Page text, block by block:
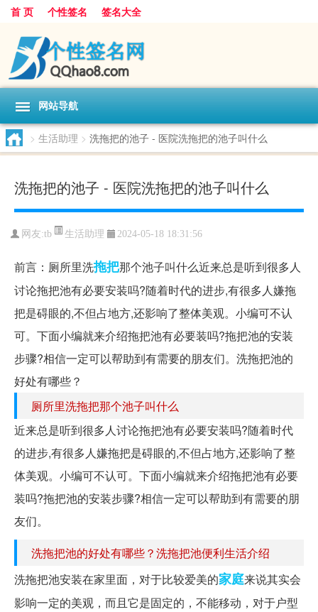
首 页 个性签名 签名大全
网站导航
> 生活助理 > 洗拖把的池子 - 医院洗拖把的池子叫什么
洗拖把的池子 - 医院洗拖把的池子叫什么
网友:tb 生活助理 2024-05-18 18:31:56
前言：厕所里洗拖把那个池子叫什么近来总是听到很多人
讨论拖把池有必要安装吗?随着时代的进步,有很多人嫌拖
把是碍眼的,不但占地方,还影响了整体美观。小编可不认
可。下面小编就来介绍拖把池有必要装吗?拖把池的安装
步骤?相信一定可以帮助到有需要的朋友们。洗拖把池的
好处有哪些？
厕所里洗拖把那个池子叫什么
近来总是听到很多人讨论拖把池有必要安装吗?随着时代
的进步,有很多人嫌拖把是碍眼的,不但占地方,还影响了整
体美观。小编可不认可。下面小编就来介绍拖把池有必要
装吗?拖把池的安装步骤?相信一定可以帮助到有需要的朋
友们。
洗拖把池的好处有哪些？洗拖把池便利生活介绍
洗拖把池安装在家里面，对于比较爱美的家庭来说其实会
影响一定的美观，而且它是固定的，不能移动，对于户型